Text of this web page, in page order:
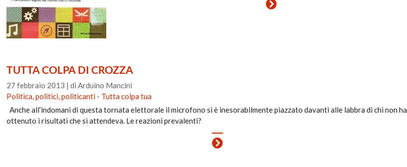
TUTTA COLPA DI CROZZA
27 febbraio 2013 |di Arduino Mancini
Politica, politici, politicanti - Tutta colpa tua
Anche all’indomani di questa tornata elettorale il microfono si è inesorabilmente piazzato davanti alle labbra di chi non ha
ottenuto i risultati che si attendeva. Le reazioni prevalenti?